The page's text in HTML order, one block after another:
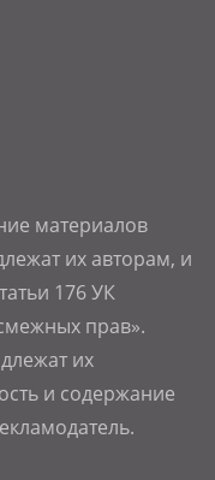
материалов
их авторам, и
176 УК
прав».
их
и содержание